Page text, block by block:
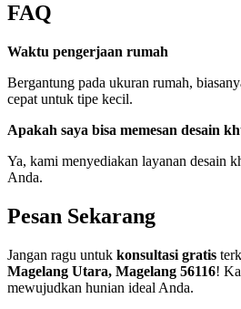
FAQ
Waktu pengerjaan rumah
Bergantung pada ukuran rumah,
cepat untuk tipe kecil.
Apakah saya bisa memesan desain
Ya, kami menyediakan layanan desain
Anda.
Pesan Sekarang
Jangan ragu untuk konsultasi gratis
Magelang Utara, Magelang 56116!
mewujudkan hunian ideal Anda.